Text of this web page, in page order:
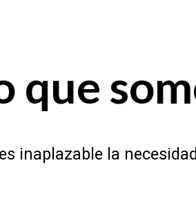
que
inaplazable la